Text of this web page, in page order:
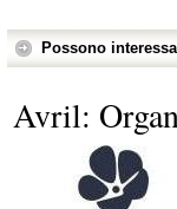
Possono
Avril: